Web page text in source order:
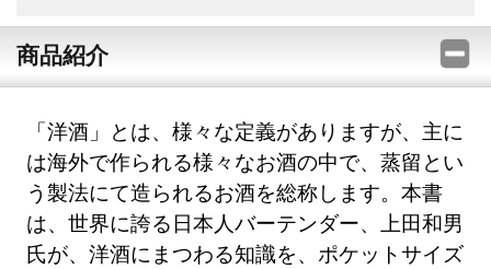
商品紹介
「洋酒」とは、様々な定義がありますが、主に
は海外で作られる様々なお酒の中で、蒸留とい
う製法にて造られるお酒を総称します。本書
は、世界に誇る日本人バーテンダー、上田和男
氏が、洋酒にまつわる知識を、ポケットサイズ